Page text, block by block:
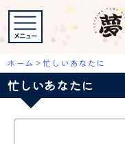
ホーム >忙しいあなたに
忙しいあなたに